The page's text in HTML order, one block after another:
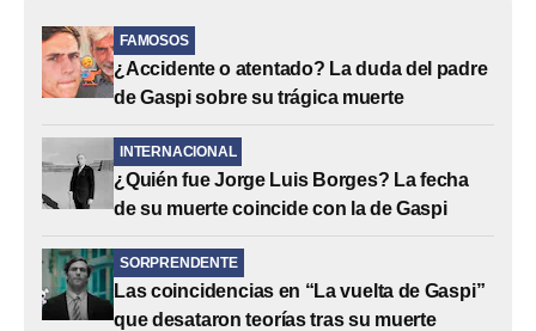
FAMOSOS
¿Accidente o atentado? La duda del padre
de Gaspi sobre su trágica muerte
INTERNACIONAL
¿Quién fue Jorge Luis Borges? La fecha
de su muerte coincide con la de Gaspi
SORPRENDENTE
Las coincidencias en “La vuelta de Gaspi”
que desataron teorías tras su muerte